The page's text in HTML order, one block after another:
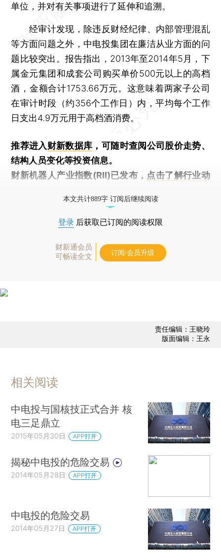
单位，并对有关事项进行了延伸和追溯。
经审计发现，除违反财经纪律、内部管理混乱
等方面问题之外，中电投集团在廉洁从业方面的问
题比较突出。报告指出，2013年至2014年5月，下
属金元集团和成套公司购买单价500元以上的高档
酒，金额合计1753.66万元。这意味着两家子公司
在审计时段（约356个工作日）内，平均每个工作
日支出4.9万元用于高档酒消费。
推荐进入财新数据库 ，可随时查阅公司股价走势、
结构人员变化等投资信息。
财新机器人产业指数(RII)已发布， 点击了解行业动
本文共计889字 订阅后继续阅读
登录 后获取已订阅的阅读权限
财新通会员
可畅读全文
订阅/会员升级
责任编辑：王晓玲
版面编辑：王永
相关阅读
中电投与国核技正式合并 核
电三足鼎立
2015年05月30日 APP打开
揭秘中电投的危险交易
2014年05月28日 APP打开
中电投的危险交易
2014年05月27日 APP打开